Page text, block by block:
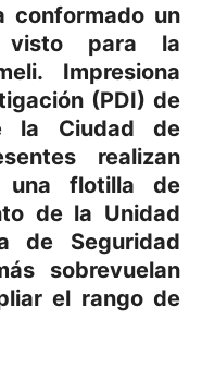
conformado un
visto para la
Impresiona
(PDI) de
la Ciudad de
realizan
una flotilla de
de la Unidad
de Seguridad
sobrevuelan
el rango de